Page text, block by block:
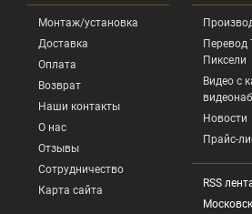
Монтаж/установка
Доставка
Оплата
Возврат
Наши контакты
О нас
Отзывы
Сотрудничество
Карта сайта
Перевод
Пиксели
Видео с
Новости
Прайс-
RSS